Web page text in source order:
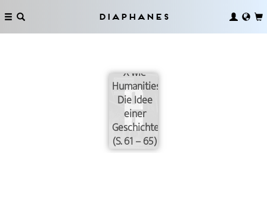
Diaphanes
X wie
Humanities.
Die Idee
einer
Geschichte
(S. 61 – 65)